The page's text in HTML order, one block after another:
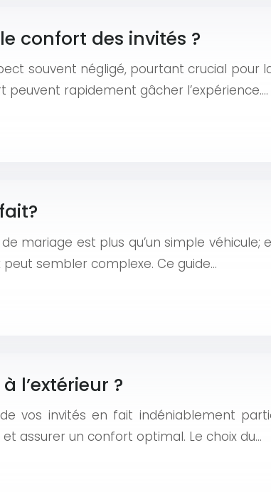
confort des invités ?
souvent négligé, pourtant crucial pour
rapidement gâcher l’expérience….
mariage est plus qu’un simple véhicule;
sembler complexe. Ce guide…
l’extérieur ?
vos invités en fait indéniablement
assurer un confort optimal. Le choix du…